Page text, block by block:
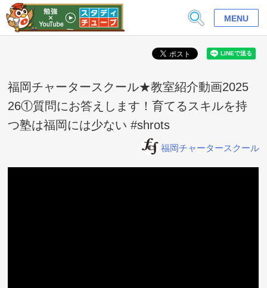
MENU
福岡チャータースクール★教室紹介動画2025
26①質問にお答えします！育てるスキルを持
つ塾は福岡には少ない #shrots
福岡チャータースクール